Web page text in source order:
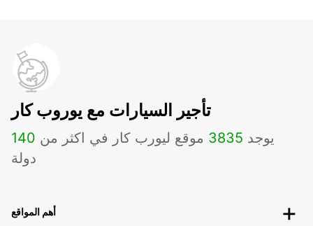
تأجير السيارات مع يوروب كار
يوجد 3835 موقع ليورب كار في اكثر من 140
دولة
أهم المواقع